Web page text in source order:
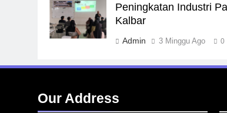
Peningkatan Industri
Kalbar
Admin 3 Minggu Ago 0
Our Address